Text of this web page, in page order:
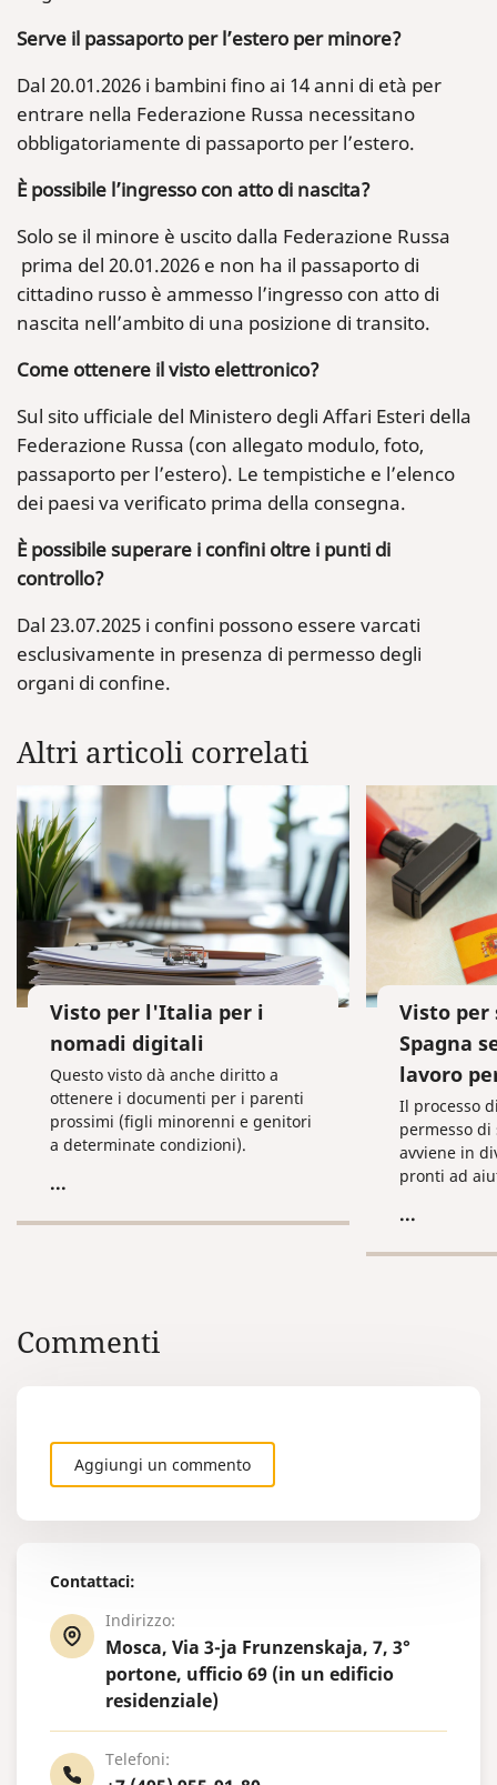
Contattaci:
Indirizzo:
Mosca, Via 3-ja Frunzenskaja, 7, 3°
portone, ufficio 69 (in un edificio
residenziale)
Telefoni:
Serve il passaporto per l’estero per minore?
Dal 20.01.2026 i bambini fino ai 14 anni di età per
entrare nella Federazione Russa necessitano
obbligatoriamente di passaporto per l’estero.
È possibile l’ingresso con atto di nascita?
Solo se il minore è uscito dalla Federazione Russa
prima del 20.01.2026 e non ha il passaporto di
cittadino russo è ammesso l’ingresso con atto di
nascita nell’ambito di una posizione di transito.
Come ottenere il visto elettronico?
Sul sito ufficiale del Ministero degli Affari Esteri della
Federazione Russa (con allegato modulo, foto,
passaporto per l’estero). Le tempistiche e l’elenco
dei paesi va verificato prima della consegna.
È possibile superare i confini oltre i punti di
controllo?
Dal 23.07.2025 i confini possono essere varcati
esclusivamente in presenza di permesso degli
organi di confine.
Altri articoli correlati
Visto per l'Italia per i
nomadi digitali
Questo visto dà anche diritto a
ottenere i documenti per i parenti
prossimi (figli minorenni e genitori
a determinate condizioni).
...
Visto per
Spagna
lavoro
Il processo
permesso
avviene in
pronti ad
come
...
Commenti
Aggiungi un commento